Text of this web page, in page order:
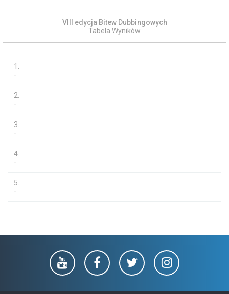
VIII edycja Bitew Dubbingowych
Tabela Wyników
1.
-
2.
-
3.
-
4.
-
5.
-